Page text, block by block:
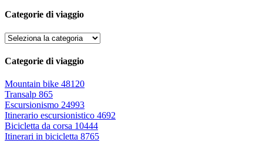
Categorie di viaggio
Categorie di viaggio
Mountain bike 48120
Transalp 865
Escursionismo 24993
Itinerario escursionistico 4692
Bicicletta da corsa 10444
Itinerari in bicicletta 8765